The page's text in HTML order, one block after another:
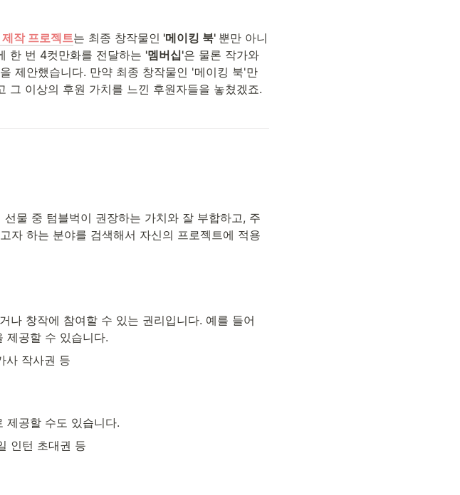
작 프로젝트는 최종 창작물인 '메이킹 북' 뿐만 아니
한 번 4컷만화를 전달하는 '멤버십'은 물론 작가와
제안했습니다. 만약 최종 창작물인 '메이킹 북'만
그 이상의 후원 가치를 느낀 후원자들을 놓쳤겠죠.
물 중 텀블벅이 권장하는 가치와 잘 부합하고, 주
자 하는 분야를 검색해서 자신의 프로젝트에 적용
나 창작에 참여할 수 있는 권리입니다. 예를 들어
제공할 수 있습니다.
사 작사권 등
제공할 수도 있습니다.
인턴 초대권 등